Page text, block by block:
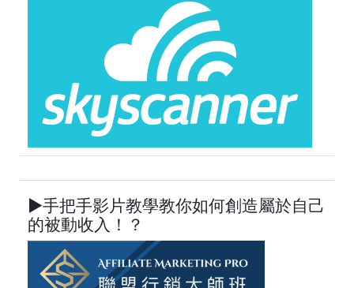
►手把手影片教學教你如何創造屬於自己
的被動收入！？